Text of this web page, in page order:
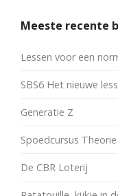
Meeste recente
Lessen voor een
SBS6 Het nieuwe
Generatie Z
Spoedcursus Theorie
De CBR Loterij